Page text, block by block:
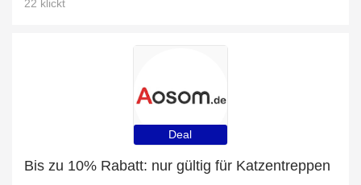
22 klickt
Deal
Bis zu 10% Rabatt: nur gültig für Katzentreppen